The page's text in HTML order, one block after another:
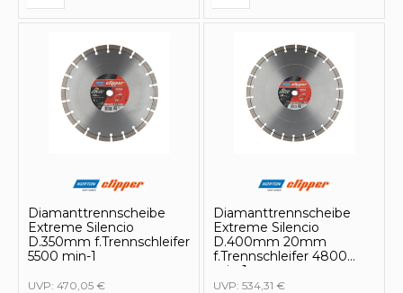
Diamanttrennscheibe
Extreme Silencio
D.350mm f.Trennschleifer
5500 min-1
UVP: 470,05 €
Diamanttrennscheibe
Extreme Silencio
D.400mm 20mm
f.Trennschleifer 4800
min-1
UVP: 534,31 €